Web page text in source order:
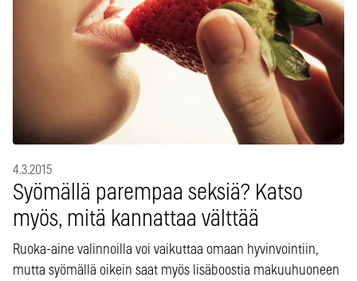
4.3.2015
Syömällä parempaa seksiä? Katso
myös, mitä kannattaa välttää
Ruoka-aine valinnoilla voi vaikuttaa omaan hyvinvointiin,
mutta syömällä oikein saat myös lisäboostia makuuhuoneen